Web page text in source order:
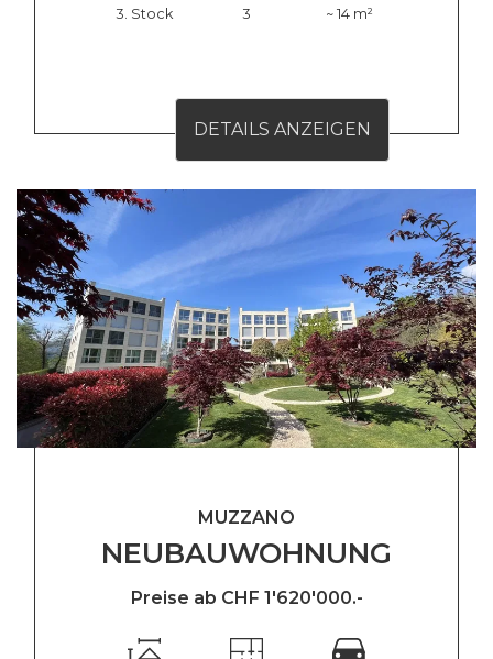
3. Stock 3 ~ 14 m²
DETAILS ANZEIGEN
NEUBAUWOHNUNG
MUZZANO
Preise ab CHF 1'620'000.-